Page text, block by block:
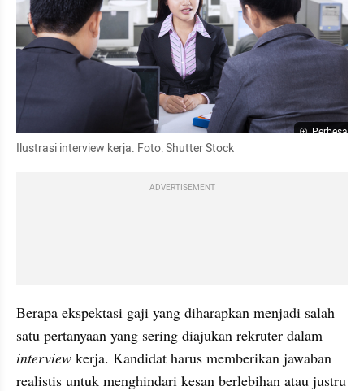
Perbesar
Ilustrasi interview kerja. Foto: Shutter Stock
ADVERTISEMENT
Berapa ekspektasi gaji yang diharapkan menjadi salah
interview kerja. Kandidat harus memberikan jawaban
realistis untuk menghindari kesan berlebihan atau justru